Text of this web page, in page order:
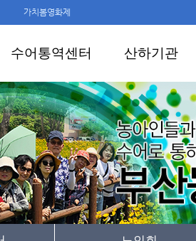
가치봄영화제
수어통역센터 산하기관